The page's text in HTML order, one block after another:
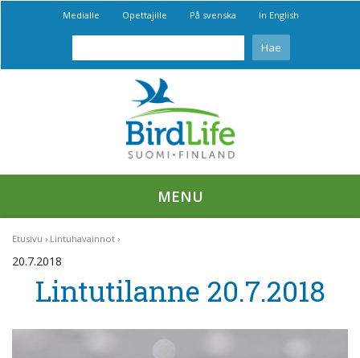
Medialle Opettajille På svenska In English
MENU
Etusivu Lintuhavainnot
20.7.2018
Lintutilanne 20.7.2018